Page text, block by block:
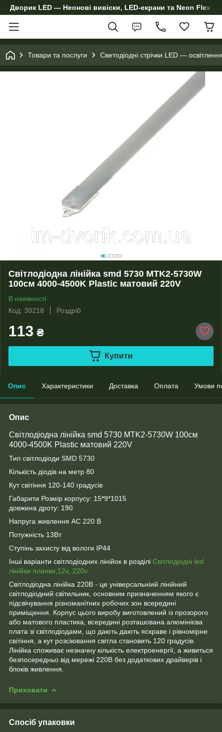
Дворик LED — Неонові вивіски, LED-екрани та Neon Flex
Товари та послуги Светодіодні стрічки LED —
Світлодіодна лінійка smd 5730 MTK2-5730W
100см 4000-4500K Plastic матовий 220V
В наявності
Код: 30218
Роздріб
113 ₴
Купити
Опис Характеристики Доставка Оплата Умови
Опис
Світлодіодна лінійка smd 5730 MTK2-5730W 100см
4000-4500K Plastic матовий 220V
Тип світлодіоди SMD 5730
Кількість діодів на метр 80
Кут світіння 120-140 градусів
Габарити Розмір корпусу: 15*9*1015
довжина дроту: 190
Напруга живлення AC 220 В
Потужність 13Вт
Ступінь захисту від вологи IP44
Інші варіанти світлодіодних лінійок в розділі Світлодіодні led
лінійки планки,12v, 220v
Світлодіодна лінійка 220В - це універсальніий лінійний
світлодіодний світильник, основним призначенням якого є
підсвічування різноманітних робочих зон всередині
приміщення. Корпус цього виробу виготовлений із прозорого
або матового пластика, всередині розташована алюмінієва
плата зі світлодіодами, що дають дають яскраве і рівномірне
світіння, а кут розсіювання світла становить 120 градусів.
Лінійка споживає незначну кількість електроенергії, а живиться
безпосередньо від мережі 220В без додаткових драйверів і
блоків живлення.
Приховати
Спосіб упаковки